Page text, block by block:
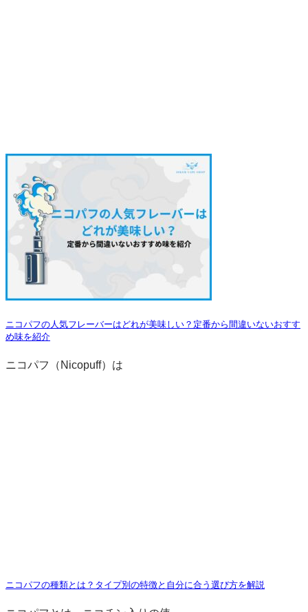
ニコパフの人気フレーバーはどれが美味しい？定番から間違いないおすす
め味を紹介
ニコパフ（Nicopuff）は
ニコパフの種類とは？タイプ別の特徴と自分に合う選び方を解説